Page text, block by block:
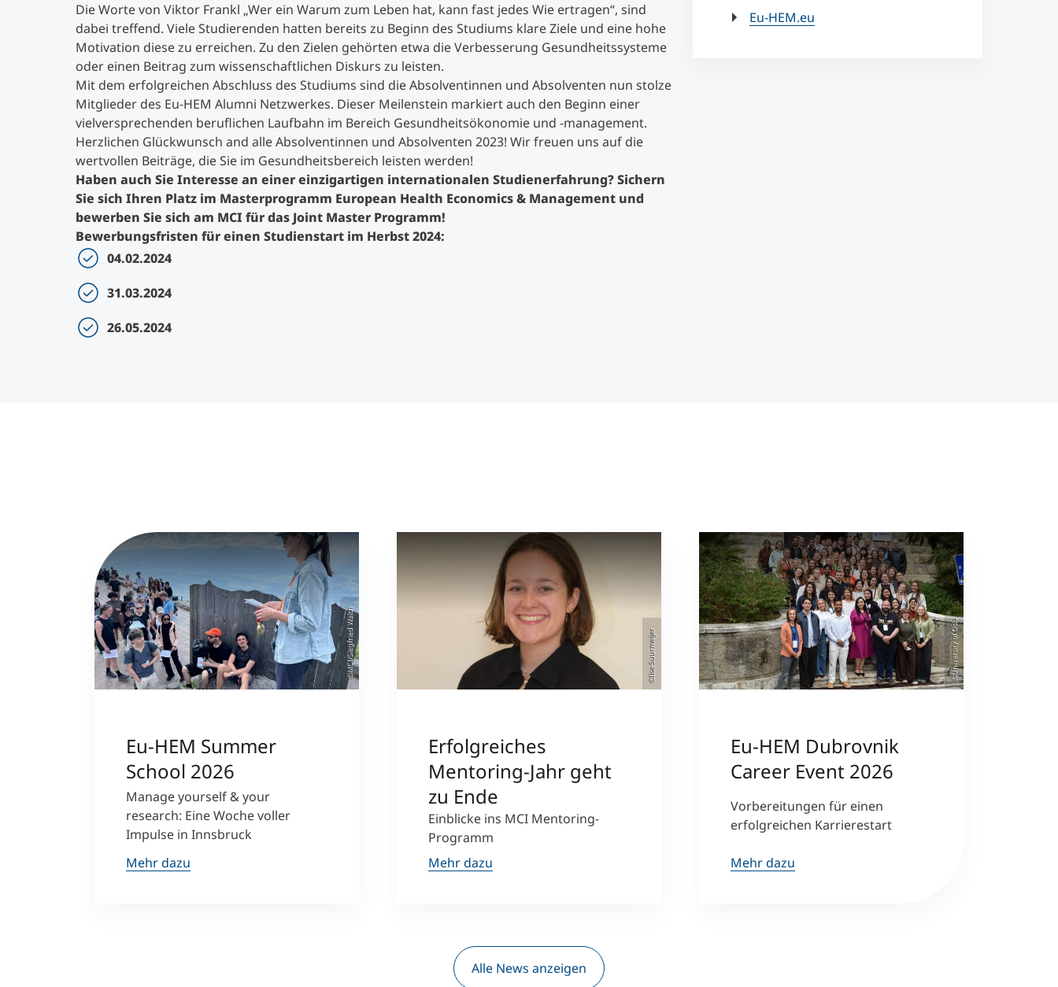
Executive Education Finder
Die Worte von Viktor Frankl „Wer ein Warum zum Leben hat, kann fast jedes Wie ertragen“, sind
dabei treffend. Viele Studierenden hatten bereits zu Beginn des Studiums klare Ziele und eine hohe
Motivation diese zu erreichen. Zu den Zielen gehörten etwa die Verbesserung Gesundheitssysteme
oder einen Beitrag zum wissenschaftlichen Diskurs zu leisten.
Mit dem erfolgreichen Abschluss des Studiums sind die Absolventinnen und Absolventen nun stolze
Mitglieder des Eu-HEM Alumni Netzwerkes. Dieser Meilenstein markiert auch den Beginn einer
vielversprechenden beruflichen Laufbahn im Bereich Gesundheitsökonomie und -management.
Herzlichen Glückwunsch and alle Absolventinnen und Absolventen 2023! Wir freuen uns auf die
wertvollen Beiträge, die Sie im Gesundheitsbereich leisten werden!
Haben auch Sie Interesse an einer einzigartigen internationalen Studienerfahrung? Sichern
Sie sich Ihren Platz im Masterprogramm European Health Economics & Management und
bewerben Sie sich am MCI für das Joint Master Programm!
Bewerbungsfristen für einen Studienstart im Herbst 2024:
04.02.2024
31.03.2024
26.05.2024
Eu-HEM.eu
©MCI/Siegfried Walch
Eu-HEM Summer
School 2026
Manage yourself & your
research: Eine Woche voller
Impulse in Innsbruck
Mehr dazu
©Ilse Suurmeijer
Erfolgreiches
Mentoring-Jahr geht
zu Ende
Einblicke ins MCI Mentoring-
Programm
Mehr dazu
©University of Oslo
Eu-HEM Dubrovnik
Career Event 2026
Vorbereitungen für einen
erfolgreichen Karrierestart
Mehr dazu
Alle News anzeigen